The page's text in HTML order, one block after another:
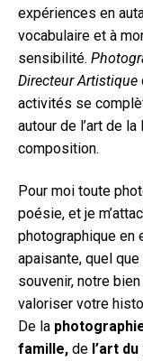
expériences en
vocabulaire et à
sensibilité.
Directeur Artistique
activités se
autour de l’art de
composition.
Pour moi toute
poésie, et je
photographique en
apaisante, quel
souvenir, notre
valoriser votre
De la
famille, de l’art